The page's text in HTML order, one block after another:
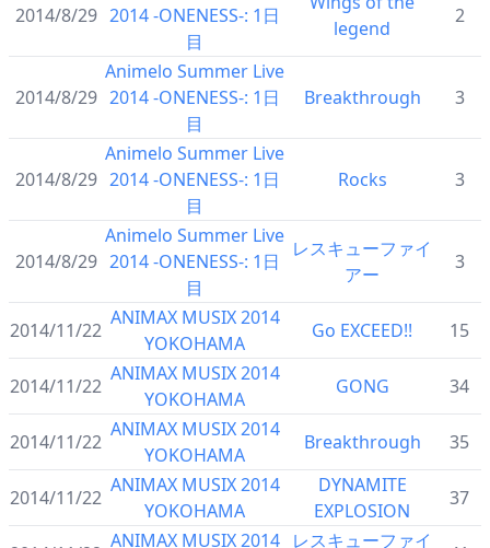
2014/8/29 2014 -ONENESS-: 1日
目
legend
2
2014/8/29
Animelo Summer Live
2014 -ONENESS-: 1日
目
Breakthrough 3
2014/8/29
Animelo Summer Live
2014 -ONENESS-: 1日
目
Rocks 3
2014/8/29
Animelo Summer Live
2014 -ONENESS-: 1日
目
レスキューファイ
アー
3
2014/11/22
ANIMAX MUSIX 2014
YOKOHAMA
Go EXCEED!! 15
2014/11/22
ANIMAX MUSIX 2014
YOKOHAMA
GONG 34
2014/11/22
ANIMAX MUSIX 2014
YOKOHAMA
Breakthrough 35
2014/11/22
ANIMAX MUSIX 2014
YOKOHAMA
DYNAMITE
EXPLOSION
37
ANIMAX MUSIX 2014 レスキューファイ